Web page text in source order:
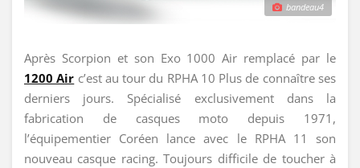
bandeau4
Après Scorpion et son Exo 1000 Air remplacé par le
1200 Air c’est au tour du RPHA 10 Plus de connaître ses
derniers jours. Spécialisé exclusivement dans la
fabrication de casques moto depuis 1971,
l’équipementier Coréen lance avec le RPHA 11 son
nouveau casque racing. Toujours difficile de toucher à